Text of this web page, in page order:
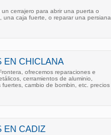
cerrajero para abrir una puerta o
una caja fuerte, o reparar una persiana
EN CHICLANA
ofrecemos reparaciones e
cerramientos de aluminio,
cambio de bombin, etc. precios
EN CADIZ